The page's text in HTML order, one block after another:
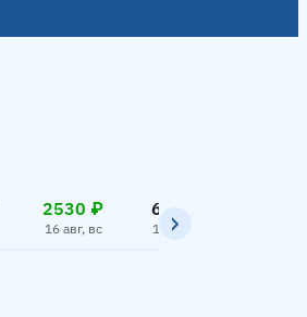
2530 ₽
16 авг, вс
6700 ₽
17 авг, пн